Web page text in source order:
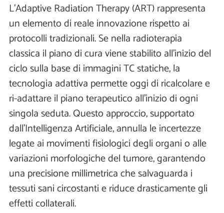
L'Adaptive Radiation Therapy (ART) rappresenta
un elemento di reale innovazione rispetto ai
protocolli tradizionali. Se nella radioterapia
classica il piano di cura viene stabilito all'inizio del
ciclo sulla base di immagini TC statiche, la
tecnologia adattiva permette oggi di ricalcolare e
ri-adattare il piano terapeutico all'inizio di ogni
singola seduta. Questo approccio, supportato
dall'Intelligenza Artificiale, annulla le incertezze
legate ai movimenti fisiologici degli organi o alle
variazioni morfologiche del tumore, garantendo
una precisione millimetrica che salvaguarda i
tessuti sani circostanti e riduce drasticamente gli
effetti collaterali.